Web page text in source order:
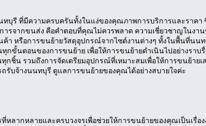
บุรี ที่มีความครบครันทั้งในแง่ของคุณภาพการบริการและราคา
รจากขนส่ง คือคำตอบที่คุณไม่ควรพลาด ความเชี่ยวชาญในงาน
า หรือการขนย้ายวัสดุอุปกรณ์จากไซต์งานต่างๆ ทั้งในพื้นที่นนท
กขั้นตอนของการขนย้าย เพื่อให้การขนย้ายดำเนินไปอย่างราบ
ชิ้น รวมถึงการจัดเตรียมอุปกรณ์ที่เหมาะสมเพื่อให้การขนย้ายเ
รับจ้างนนทบุรี ดูแลการขนย้ายของคุณได้อย่างสบายใจค่ะ
หลากหลายและครบวงจรเพื่อช่วยให้การขนย้ายของคุณเป็นเรื่อ